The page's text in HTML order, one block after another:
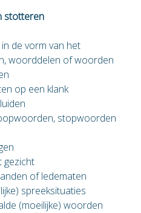
stotteren
de vorm van het
woorddelen of woorden
op een klank
stopwoorden
gezicht
of ledematen
spreeksituaties
(moeilijke) woorden